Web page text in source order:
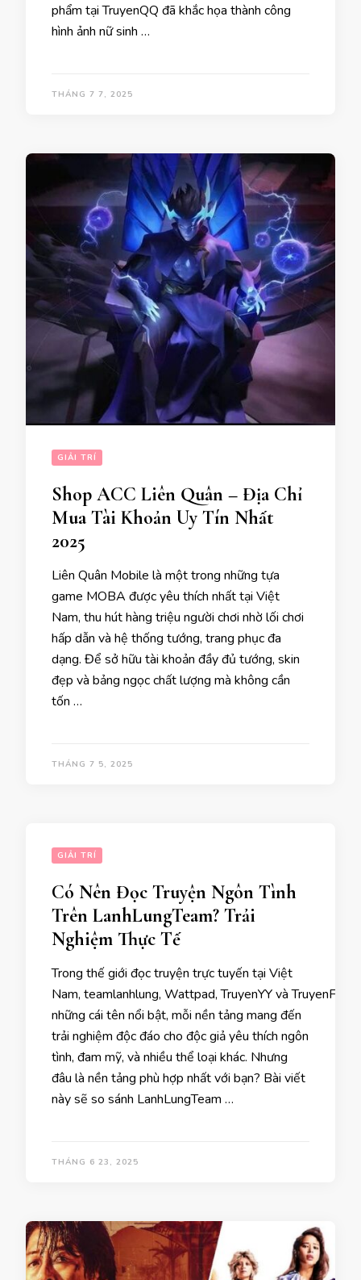
phẩm tại TruyenQQ đã khắc họa thành công
hình ảnh nữ sinh …
THÁNG 7 7, 2025
GIẢI TRÍ
Shop ACC Liên Quân – Địa Chỉ
Mua Tài Khoản Uy Tín Nhất
2025
Liên Quân Mobile là một trong những tựa
game MOBA được yêu thích nhất tại Việt
Nam, thu hút hàng triệu người chơi nhờ lối chơi
hấp dẫn và hệ thống tướng, trang phục đa
dạng. Để sở hữu tài khoản đầy đủ tướng, skin
đẹp và bảng ngọc chất lượng mà không cần
tốn …
THÁNG 7 5, 2025
GIẢI TRÍ
Có Nên Đọc Truyện Ngôn Tình
Trên LanhLungTeam? Trải
Nghiệm Thực Tế
Trong thế giới đọc truyện trực tuyến tại Việt
Nam, teamlanhlung, Wattpad, TruyenYY và TruyenFull là
những cái tên nổi bật, mỗi nền tảng mang đến
trải nghiệm độc đáo cho độc giả yêu thích ngôn
tình, đam mỹ, và nhiều thể loại khác. Nhưng
đâu là nền tảng phù hợp nhất với bạn? Bài viết
này sẽ so sánh LanhLungTeam …
THÁNG 6 23, 2025